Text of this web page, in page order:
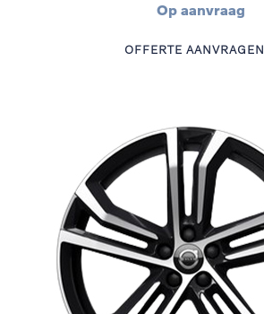
Op aanvraag
OFFERTE AANVRAGEN